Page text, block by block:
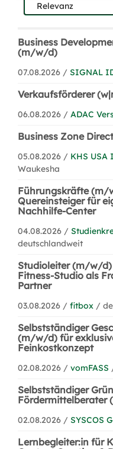
Business
(m/w/d)
07.08.2026 / SIGNAL
Verkaufsförderer
06.08.2026 / ADAC
Business Zone
05.08.2026 / KHS USA
Waukesha
Führungskräfte (m/
Quereinsteiger für
Nachhilfe-Center
04.08.2026 /
deutschlandweit
Studioleiter (m/w/
Fitness-Studio als
Partner
03.08.2026 / fitbox /
Selbstständiger
(m/w/d) für
Feinkostkonzept
02.08.2026 / vomFASS
Selbstständiger
Fördermittelberater
02.08.2026 / SYSCOS
Lernbegleiter:in für